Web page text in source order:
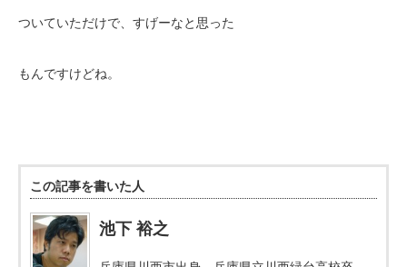
ついていただけで、すげーなと思った
もんですけどね。
この記事を書いた人
池下 裕之